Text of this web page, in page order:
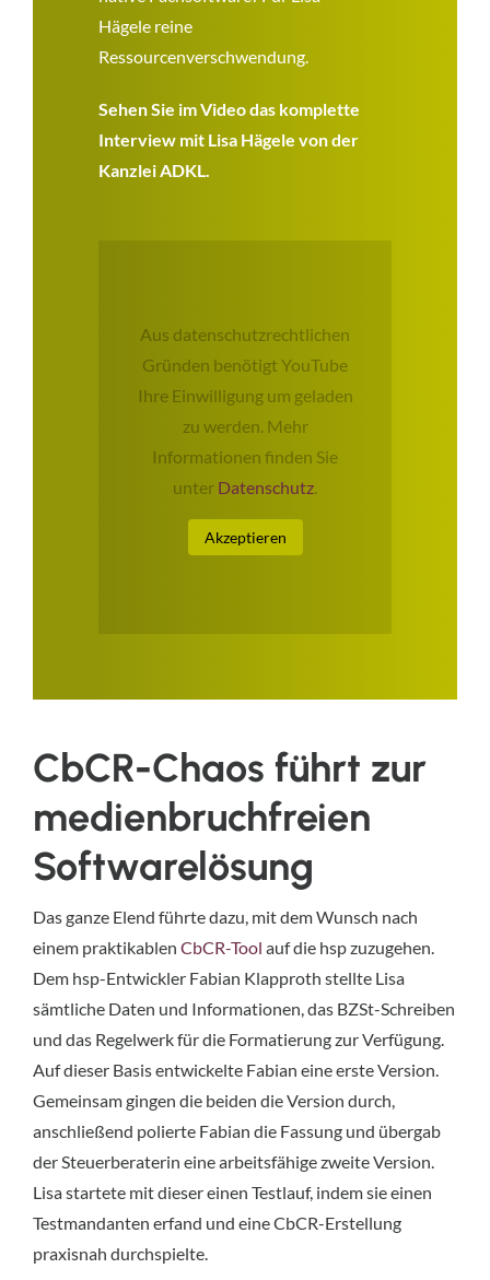
Hägele reine
Ressourcenverschwendung.
Sehen Sie im Video das komplette
Interview mit Lisa Hägele von der
Kanzlei ADKL.
Aus datenschutzrechtlichen
Gründen benötigt YouTube
Ihre Einwilligung um geladen
zu werden. Mehr
Informationen finden Sie
unter Datenschutz
Akzeptieren
CbCR-Chaos führt zur
medienbruchfreien
Softwarelösung
Das ganze Elend führte dazu, mit dem Wunsch nach
einem praktikablen CbCR-Tool auf die hsp zuzugehen.
Dem hsp-Entwickler Fabian Klapproth stellte Lisa
sämtliche Daten und Informationen, das BZSt-Schreiben
und das Regelwerk für die Formatierung zur Verfügung.
Auf dieser Basis entwickelte Fabian eine erste Version.
Gemeinsam gingen die beiden die Version durch,
anschließend polierte Fabian die Fassung und übergab
der Steuerberaterin eine arbeitsfähige zweite Version.
Lisa startete mit dieser einen Testlauf, indem sie einen
Testmandanten erfand und eine CbCR-Erstellung
praxisnah durchspielte.